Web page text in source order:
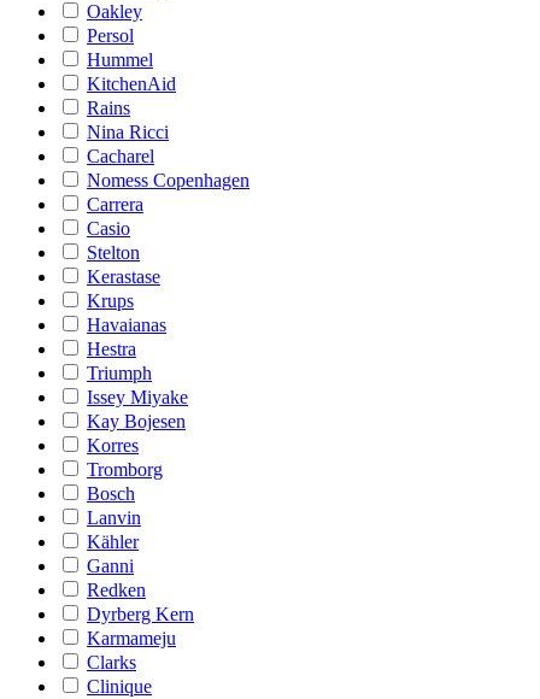
Oakley
Persol
Hummel
KitchenAid
Rains
Nina Ricci
Cacharel
Nomess Copenhagen
Carrera
Casio
Stelton
Kerastase
Krups
Havaianas
Hestra
Triumph
Issey Miyake
Kay Bojesen
Korres
Tromborg
Bosch
Lanvin
Kähler
Ganni
Redken
Dyrberg Kern
Karmameju
Clarks
Clinique